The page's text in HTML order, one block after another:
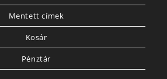
Mentett címek
Kosár
Pénztár